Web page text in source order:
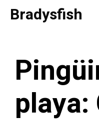
SaltarBradysfish
playa: